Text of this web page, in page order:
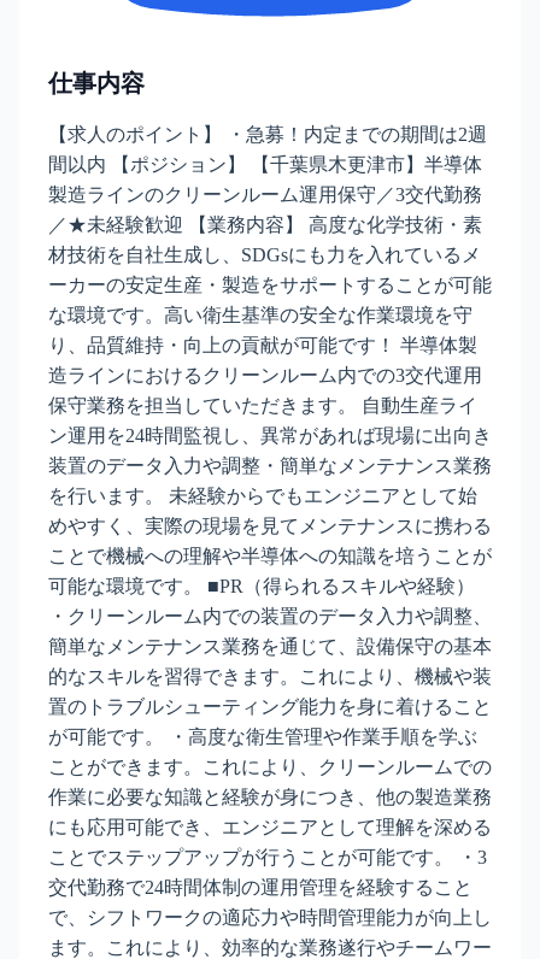
仕事内容
【求人のポイント】 ・急募！内定までの期間は2週
間以内 【ポジション】 【千葉県木更津市】半導体
製造ラインのクリーンルーム運用保守／3交代勤務
／★未経験歓迎 【業務内容】 高度な化学技術・素
材技術を自社生成し、SDGsにも力を入れているメ
ーカーの安定生産・製造をサポートすることが可能
な環境です。高い衛生基準の安全な作業環境を守
り、品質維持・向上の貢献が可能です！ 半導体製
造ラインにおけるクリーンルーム内での3交代運用
保守業務を担当していただきます。 自動生産ライ
ン運用を24時間監視し、異常があれば現場に出向き
装置のデータ入力や調整・簡単なメンテナンス業務
を行います。 未経験からでもエンジニアとして始
めやすく、実際の現場を見てメンテナンスに携わる
ことで機械への理解や半導体への知識を培うことが
可能な環境です。 ■PR（得られるスキルや経験）
・クリーンルーム内での装置のデータ入力や調整、
簡単なメンテナンス業務を通じて、設備保守の基本
的なスキルを習得できます。これにより、機械や装
置のトラブルシューティング能力を身に着けること
が可能です。 ・高度な衛生管理や作業手順を学ぶ
ことができます。これにより、クリーンルームでの
作業に必要な知識と経験が身につき、他の製造業務
にも応用可能でき、エンジニアとして理解を深める
ことでステップアップが行うことが可能です。 ・3
交代勤務で24時間体制の運用管理を経験すること
で、シフトワークの適応力や時間管理能力が向上し
ます。これにより、効率的な業務遂行やチームワー